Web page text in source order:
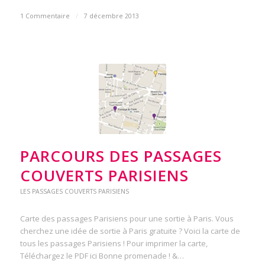
1 Commentaire / 7 décembre 2013
PARCOURS DES PASSAGES
COUVERTS PARISIENS
LES PASSAGES COUVERTS PARISIENS
Carte des passages Parisiens pour une sortie à Paris. Vous
cherchez une idée de sortie à Paris gratuite ? Voici la carte de
tous les passages Parisiens ! Pour imprimer la carte,
Téléchargez le PDF ici Bonne promenade ! &…